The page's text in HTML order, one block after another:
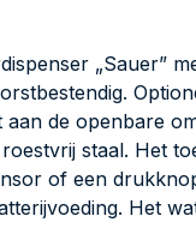
„Sauer”
de openbare
staal. Het
of een
Het